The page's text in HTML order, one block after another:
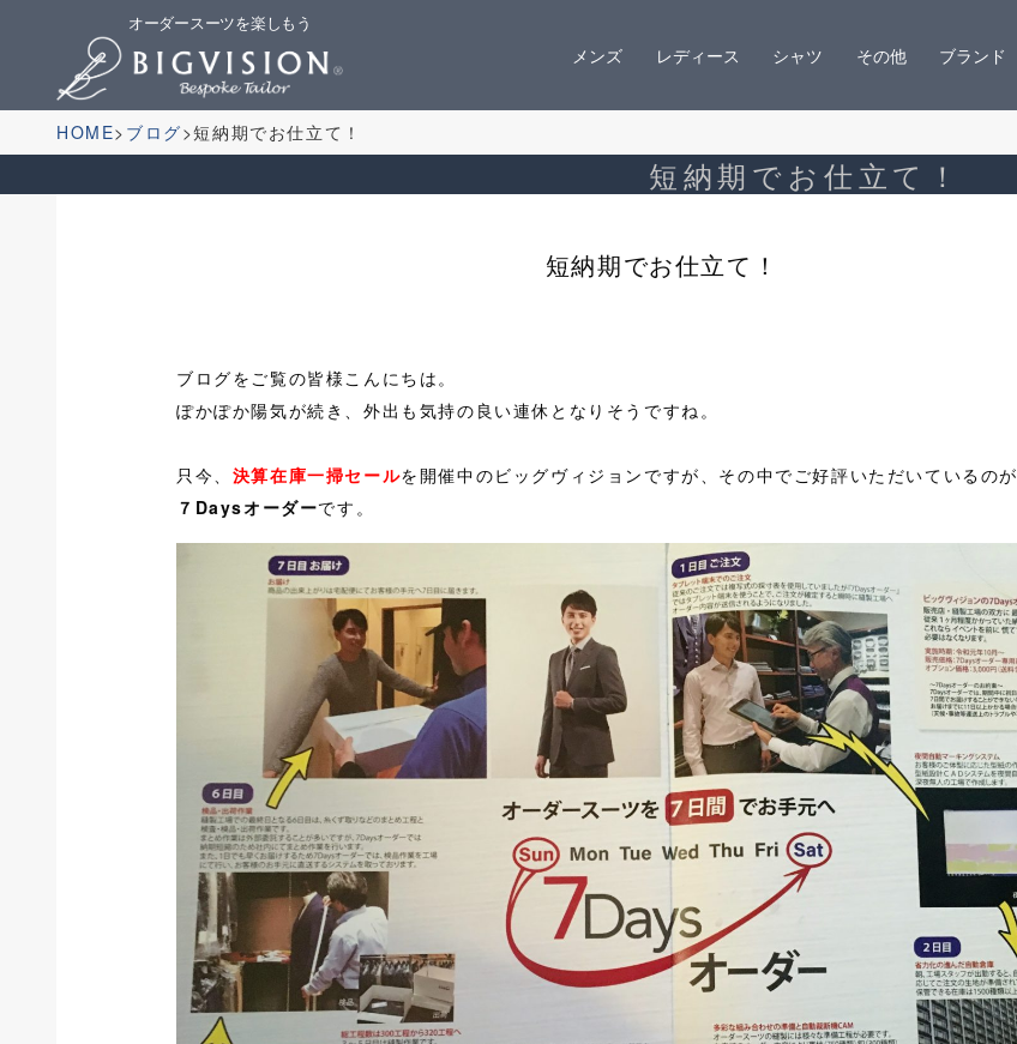
オーダースーツを楽しもう
メンズ レディース シャツ その他 ブランド
HOME ブログ 短納期でお仕立て！
短納期でお仕立て！
短納期でお仕立て！
ブログをご覧の皆様こんにちは。
ぽかぽか陽気が続き、外出も気持の良い連休となりそうですね。
只今、 決算在庫一掃セールを開催中のビッグヴィジョンですが、その中でご好評いただいているのが
７Daysオーダーです。